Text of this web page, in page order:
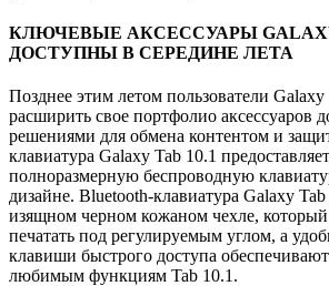
КЛЮЧЕВЫЕ АКСЕССУАРЫ GALAXY
ДОСТУПНЫ В СЕРЕДИНЕ ЛЕТА
Позднее этим летом пользователи
расширить свое портфолио аксессуаров
решениями для обмена контентом и
клавиатура Galaxy Tab 10.1
полноразмерную беспроводную
дизайне. Bluetooth-клавиатура Galaxy Tab
изящном черном кожаном чехле, который
печатать под регулируемым углом, а
клавиши быстрого доступа
любимым функциям Tab 10.1.